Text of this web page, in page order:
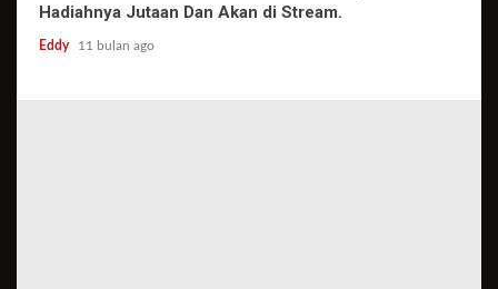
Hadiahnya Jutaan Dan Akan di Stream.
Eddy 11 bulan ago